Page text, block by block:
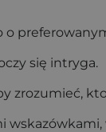
o
się intryga.
zrozumieć,